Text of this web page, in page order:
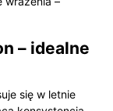
– idealne
się w letnie